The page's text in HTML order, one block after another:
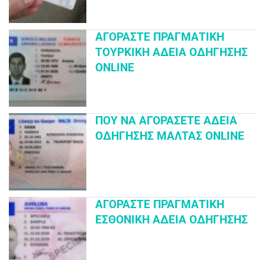
ΑΓΟΡΆΣΤΕ ΠΡΑΓΜΑΤΙΚΉ
ΤΟΥΡΚΙΚΉ ΆΔΕΙΑ ΟΔΉΓΗΣΗΣ
ONLINE
ΠΟΎ ΝΑ ΑΓΟΡΆΣΕΤΕ ΆΔΕΙΑ
ΟΔΉΓΗΣΗΣ ΜΆΛΤΑΣ ONLINE
ΑΓΟΡΆΣΤΕ ΠΡΑΓΜΑΤΙΚΉ
ΕΣΘΟΝΙΚΉ ΆΔΕΙΑ ΟΔΉΓΗΣΗΣ